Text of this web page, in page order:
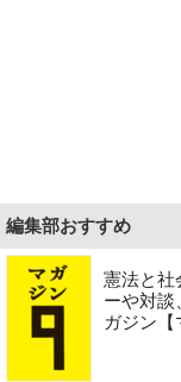
編集部おすすめ
憲法と社
ーや対談
ガジン【